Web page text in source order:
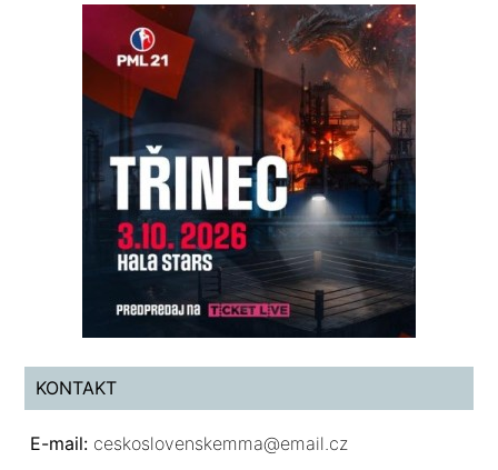
KONTAKT
E-mail: ceskoslovenskemma@email.cz